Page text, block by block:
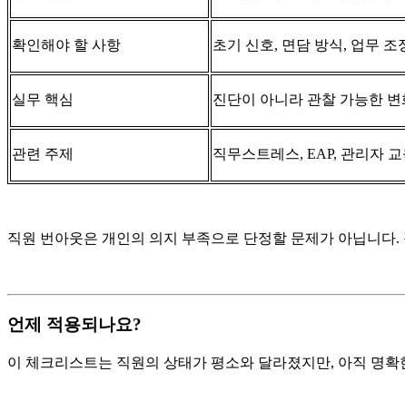
확인해야 할 사항 초기 신호, 면담 방식, 업무 조
실무 핵심 진단이 아니라 관찰 가능한
관련 주제 직무스트레스, EAP, 관리자
직원 번아웃은 개인의 의지 부족으로 단정할 문제가 아닙니
언제 적용되나요?
이 체크리스트는 직원의 상태가 평소와 달라졌지만, 아직 명